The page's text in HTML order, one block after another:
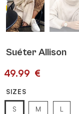
Suéter Allison
49.99 €
SIZES
S M L